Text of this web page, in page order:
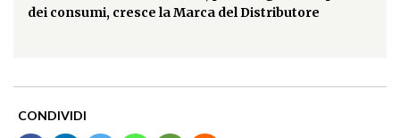
dei consumi, cresce la Marca del Distributore
CONDIVIDI